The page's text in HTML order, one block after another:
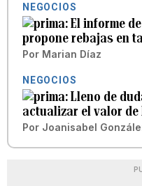
NEGOCIOS
El informe
propone rebajas en
Por Marian Díaz
NEGOCIOS
Lleno de
actualizar el valor de
Por Joanisabel